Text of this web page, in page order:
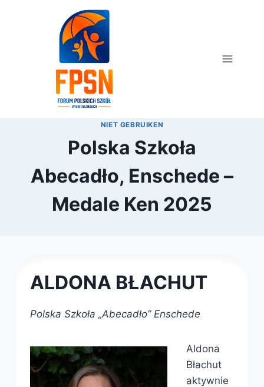
NIET GEBRUIKEN
Polska Szkoła
Abecadło, Enschede –
Medale Ken 2025
ALDONA BŁACHUT
Polska Szkoła „Abecadło” Enschede
Aldona
Błachut
aktywnie